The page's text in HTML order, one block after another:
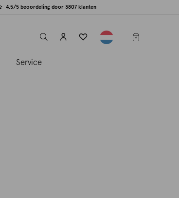
4.5/5 beoordeling door 3807 klanten
label.header.toggle
Service